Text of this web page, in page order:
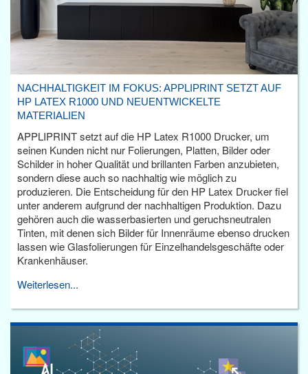
NACHHALTIGKEIT IM FOKUS: APPLIPRINT SETZT AUF
HP LATEX R1000 UND NEUENTWICKELTE
MATERIALIEN
APPLIPRINT setzt auf die HP Latex R1000 Drucker, um
seinen Kunden nicht nur Folierungen, Platten, Bilder oder
Schilder in hoher Qualität und brillanten Farben anzubieten,
sondern diese auch so nachhaltig wie möglich zu
produzieren. Die Entscheidung für den HP Latex Drucker fiel
unter anderem aufgrund der nachhaltigen Produktion. Dazu
gehören auch die wasserbasierten und geruchsneutralen
Tinten, mit denen sich Bilder für Innenräume ebenso drucken
lassen wie Glasfolierungen für Einzelhandelsgeschäfte oder
Krankenhäuser.
Weiterlesen...